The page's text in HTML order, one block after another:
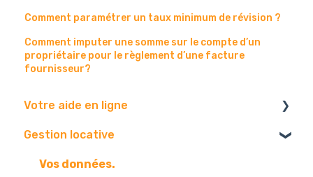
Comment paramétrer un taux minimum de révision ?
Comment imputer une somme sur le compte d’un
propriétaire pour le règlement d’une facture
fournisseur?
Votre aide en ligne
Navigateur
Boite mail
Gestion locative
Vos données.